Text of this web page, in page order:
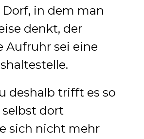
in dem man
denkt, der
Aufruhr sei eine
deshalb trifft es so
dort
sich nicht mehr